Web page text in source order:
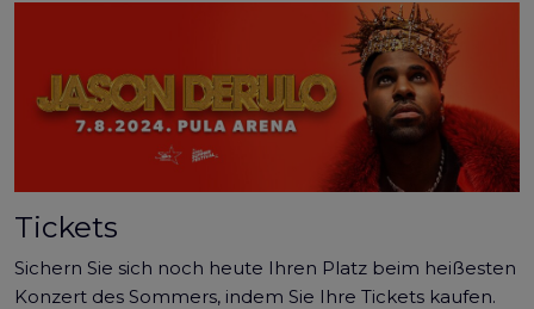
Tickets
Sichern Sie sich noch heute Ihren Platz beim heißesten
Konzert des Sommers, indem Sie Ihre Tickets kaufen.